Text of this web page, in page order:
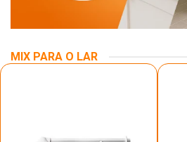
MIX PARA O LAR